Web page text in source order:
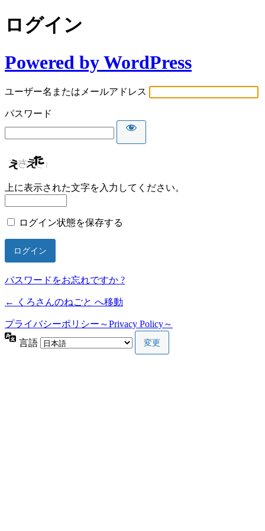
ログイン
Powered by WordPress
ユーザー名またはメールアドレス
パスワード
上に表示された文字を入力してください。
ログイン状態を保存する
パスワードをお忘れですか ?
← くろさんのねごと へ移動
プライバシーポリシー～Privacy Policy～
言語